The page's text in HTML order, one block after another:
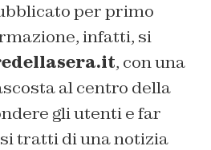
per primo
infatti, si
, con una
al centro della
gli utenti e far
tratti di una notizia